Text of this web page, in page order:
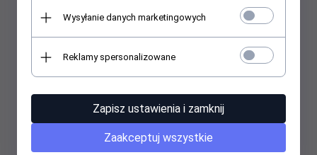
karcher
keysonic
kidde
kids euroswan
kingston
Wysyłanie danych marketingowych
Reklamy spersonalizowane
Zapisz ustawienia i zamknij
Zaakceptuj wszystkie